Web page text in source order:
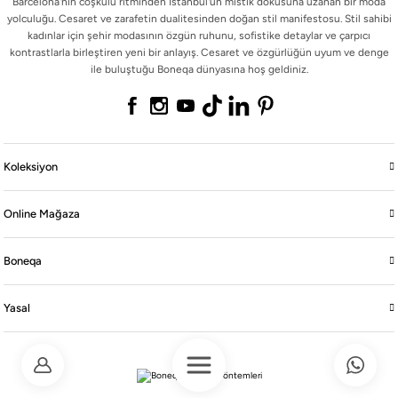
yolculuğu. Cesaret ve zarafetin dualitesinden doğan stil manifestosu. Stil sahibi
kadınlar için şehir modasının özgün ruhunu, sofistike detaylar ve çarpıcı
kontrastlarla birleştiren yeni bir anlayış. Cesaret ve özgürlüğün uyum ve denge
ile buluştuğu Boneqa dünyasına hoş geldiniz.
Koleksiyon
Online Mağaza
Boneqa
Yasal
Barcelona'nın coşkulu ritminden İstanbul'un mistik dokusuna uzanan bir moda
yolculuğu. Cesaret ve zarafetin dualitesinden doğan stil manifestosu. Stil sahibi
kadınlar için şehir modasının özgün ruhunu, sofistike detaylar ve çarpıcı
kontrastlarla birleştiren yeni bir anlayış. Cesaret ve özgürlüğün uyum ve denge
ile buluştuğu Boneqa dünyasına hoş geldiniz.
Koleksiyon
Online Mağaza
Boneqa
Yasal